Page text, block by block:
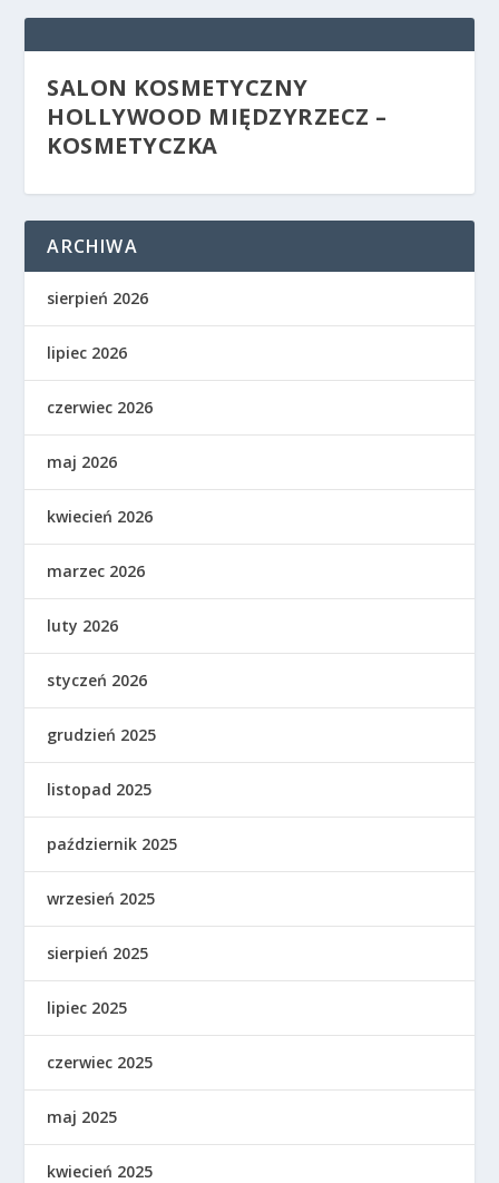
SALON KOSMETYCZNY
HOLLYWOOD MIĘDZYRZECZ –
KOSMETYCZKA
ARCHIWA
sierpień 2026
lipiec 2026
czerwiec 2026
maj 2026
kwiecień 2026
marzec 2026
luty 2026
styczeń 2026
grudzień 2025
listopad 2025
październik 2025
wrzesień 2025
sierpień 2025
lipiec 2025
czerwiec 2025
maj 2025
kwiecień 2025